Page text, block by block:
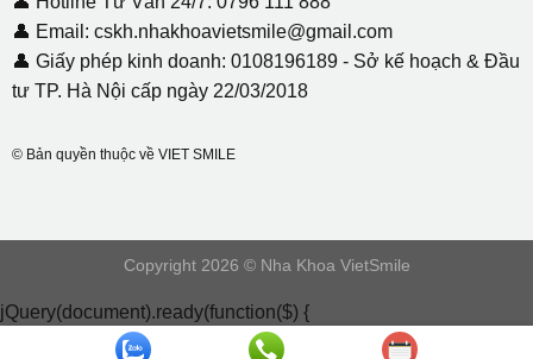
👤 Email: cskh.nhakhoavietsmile@gmail.com
👤 Giấy phép kinh doanh: 0108196189 - Sở kế hoạch & Đầu
tư TP. Hà Nội cấp ngày 22/03/2018
© Bản quyền thuộc về VIET SMILE
Copyright 2026 © Nha Khoa VietSmile
jQuery(document).ready(function($) {
document.addEventListener( 'wpcf7mailsent', function( event ) {